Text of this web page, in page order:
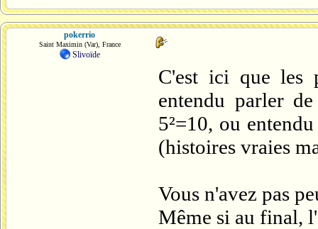
pokerrio
Saint Maximin (Var), France
Slivoïde
C'est ici que les
entendu parler
5²=10, ou
(histoires vraies
Vous n'avez pas
Même si au final,